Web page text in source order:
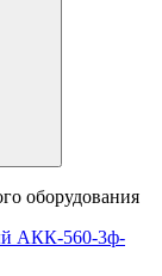
оборудования
АКК-560-3ф-